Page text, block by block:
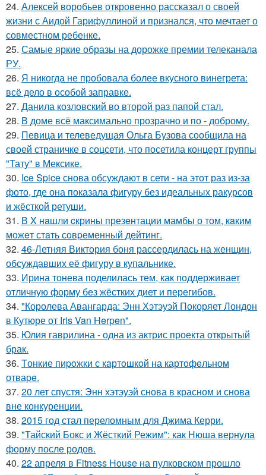
24. Алексей воробьев откровенно рассказал о своей
жизни с Аидой Гарифуллиной и признался, что мечтает о
совместном ребенке.
25. Самые яркие образы на дорожке премии телеканала
РУ.
26. Я никогда не пробовала более вкусного винегрета:
всё дело в особой заправке.
27. Данила козловский во второй раз папой стал.
28. В доме всё максимально прозрачно и по - доброму.
29. Певица и телеведущая Ольга Бузова сообщила на
своей страничке в соцсети, что посетила концерт группы
"Тату" в Мексике.
30. Ice Spice снова обсуждают в сети - на этот раз из-за
фото, где она показала фигуру без идеальных ракурсов
и жёсткой ретуши.
31. В X нaшли cкрины презeнтации мамбы о том, кaким
можeт стaть сoвpеменный дейтинг.
32. 46-Летняя Виктория боня рассердилась на женщин,
обсуждавших её фигуру в купальнике.
33. Ирина тонева поделилась тем, как поддерживает
отличную форму без жёстких диет и перегибов.
34. "Королева Авангарда: Энн Хэтэуэй Покоряет Лондон
в Кутюре от Iris Van Herpen".
35. Юлия гаврилина - одна из актрис проекта открытый
брак.
36. Tонкие пиpoжки с кaртoшкoй на картoфeльном
отваpe.
37. 20 лет спустя: Энн хэтэуэй снова в красном и снова
вне конкуренции.
38. 2015 год стал переломным для Джима Керри.
39. "Тайский Бокс и Жёсткий Режим": как Нюша вернула
форму после родов.
40. 22 апреля в Fitness House на пулковском прошло